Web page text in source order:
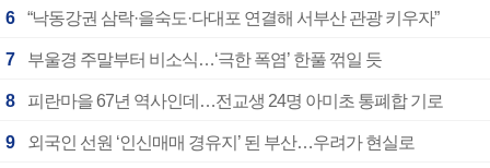
6 “낙동강권 삼락·을숙도·다대포 연결해 서부산 관광 키우자”
7 부울경 주말부터 비소식…‘극한 폭염’ 한풀 꺾일 듯
8 피란마을 67년 역사인데…전교생 24명 아미초 통폐합 기로
9 외국인 선원 ‘인신매매 경유지’ 된 부산…우려가 현실로